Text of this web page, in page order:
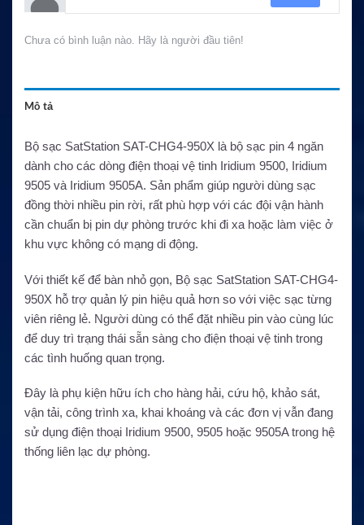
Chưa có bình luận nào. Hãy là người đầu tiên!
Mô tả
Bộ sạc SatStation SAT-CHG4-950X là bộ sạc pin 4 ngăn
dành cho các dòng điện thoại vệ tinh Iridium 9500, Iridium
9505 và Iridium 9505A. Sản phẩm giúp người dùng sạc
đồng thời nhiều pin rời, rất phù hợp với các đội vận hành
cần chuẩn bị pin dự phòng trước khi đi xa hoặc làm việc ở
khu vực không có mạng di động.
Với thiết kế để bàn nhỏ gọn, Bộ sạc SatStation SAT-CHG4-
950X hỗ trợ quản lý pin hiệu quả hơn so với việc sạc từng
viên riêng lẻ. Người dùng có thể đặt nhiều pin vào cùng lúc
để duy trì trạng thái sẵn sàng cho điện thoại vệ tinh trong
các tình huống quan trọng.
Đây là phụ kiện hữu ích cho hàng hải, cứu hộ, khảo sát,
vận tải, công trình xa, khai khoáng và các đơn vị vẫn đang
sử dụng điện thoại Iridium 9500, 9505 hoặc 9505A trong hệ
thống liên lạc dự phòng.